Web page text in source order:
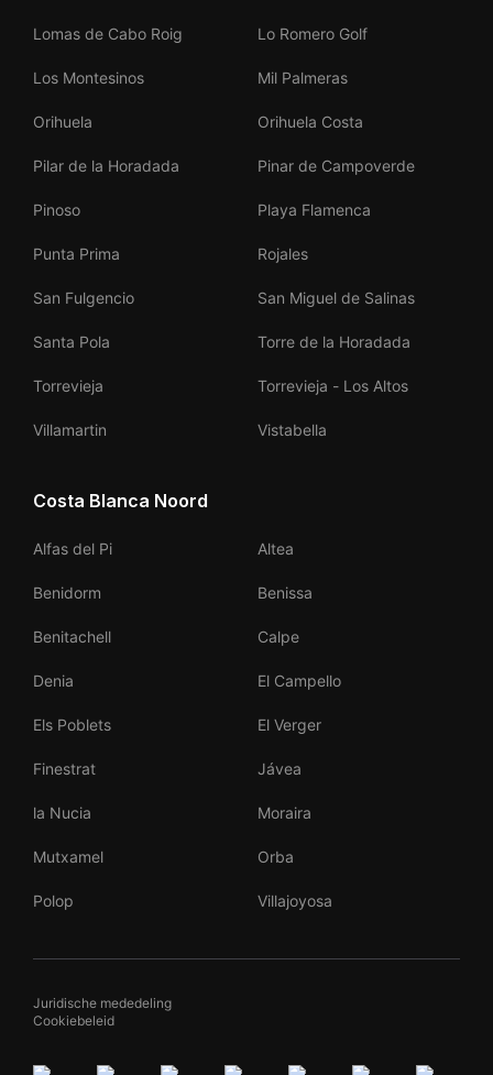
Lomas de Cabo Roig Lo Romero Golf
Los Montesinos Mil Palmeras
Orihuela Orihuela Costa
Pilar de la Horadada Pinar de Campoverde
Pinoso Playa Flamenca
Punta Prima Rojales
San Fulgencio San Miguel de Salinas
Santa Pola Torre de la Horadada
Torrevieja Torrevieja - Los Altos
Villamartin Vistabella
Costa Blanca Noord
Alfas del Pi Altea
Benidorm Benissa
Benitachell Calpe
Denia El Campello
Els Poblets El Verger
Finestrat Jávea
la Nucia Moraira
Mutxamel Orba
Polop Villajoyosa
Juridische mededeling
Cookiebeleid